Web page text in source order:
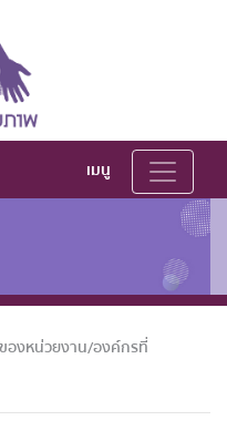
เมนู
องหน่วยงาน/องค์กรที่